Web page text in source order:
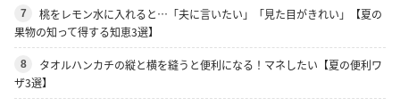
7
桃をレモン水に入れると…「夫に言いたい」「見た目がきれい」【夏の
果物の知って得する知恵3選】
8
タオルハンカチの縦と横を縫うと便利になる！マネしたい【夏の便利ワ
ザ3選】